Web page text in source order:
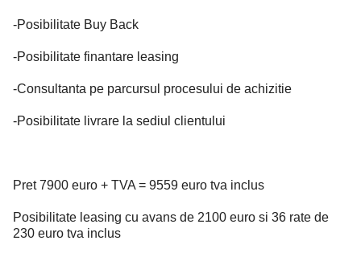
-Posibilitate Buy Back
-Posibilitate finantare leasing
-Consultanta pe parcursul procesului de achizitie
-Posibilitate livrare la sediul clientului
Pret 7900 euro + TVA = 9559 euro tva inclus
Posibilitate leasing cu avans de 2100 euro si 36 rate de
230 euro tva inclus